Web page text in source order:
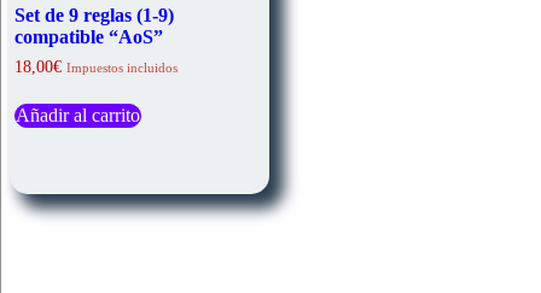
Set de 9 reglas (1-9)
compatible “AoS”
18,00€ Impuestos incluidos
Añadir al carrito